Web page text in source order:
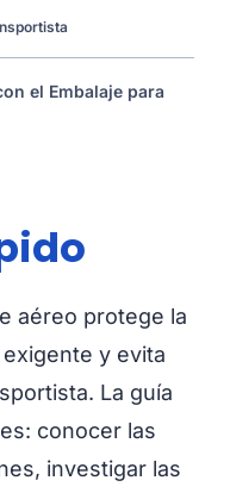
aéreo protege la
y evita
La guía
conocer las
investigar las
el Embalaje para